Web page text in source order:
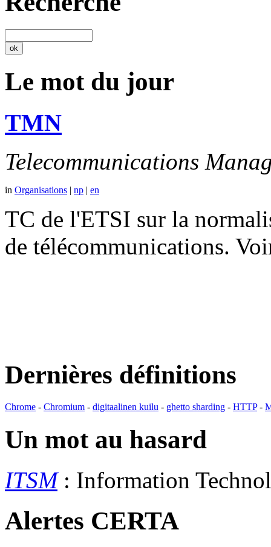
Le mot du jour
TMN
Telecommunications
in Organisations | np | en
TC de l'ETSI sur la
de télécommunications.
Dernières définitions
Chrome - Chromium - digitaalinen kuilu - ghetto sharding - HTTP-
Un mot au hasard
ITSM: Information
Alertes CERTA